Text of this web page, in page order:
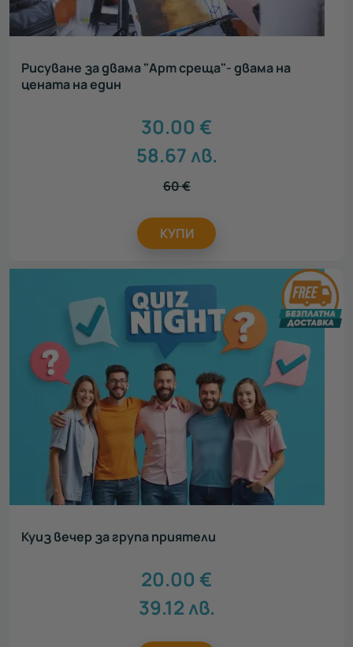
Рисуване за двама "Арт среща"- двама на
цената на един
30.00 €
58.67лв.
60€
КУПИ
Куиз вечер за група приятели
20.00 €
39.12лв.